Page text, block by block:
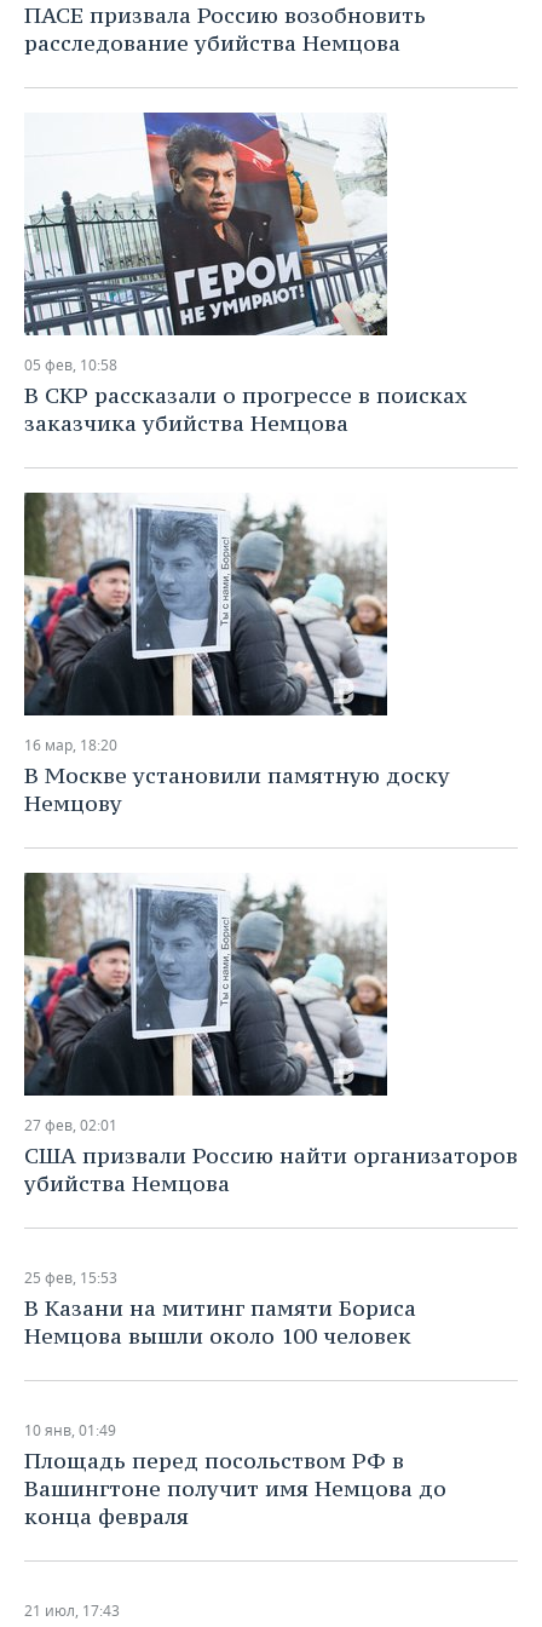
ХОККЕЙ С МЯЧОМ
ПРОИСШЕСТВИЯ
ПАСЕ призвала Россию возобновить
расследование убийства Немцова
05 фев, 10:58
В СКР рассказали о прогрессе в поисках
заказчика убийства Немцова
16 мар, 18:20
В Москве установили памятную доску
Немцову
27 фев, 02:01
США призвали Россию найти организаторов
убийства Немцова
25 фев, 15:53
В Казани на митинг памяти Бориса
Немцова вышли около 100 человек
10 янв, 01:49
Площадь перед посольством РФ в
Вашингтоне получит имя Немцова до
конца февраля
21 июл, 17:43